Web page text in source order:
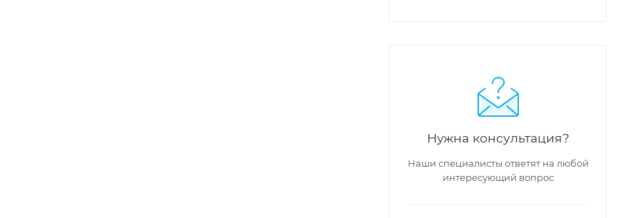
Нужна консультация?
Наши специалисты ответят на любой
интересующий вопрос